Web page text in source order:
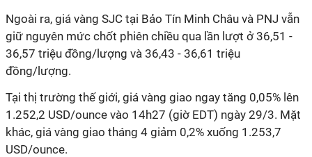
Ngoài ra, giá vàng SJC tại Bảo Tín Minh Châu và PNJ vẫn
giữ nguyên mức chốt phiên chiều qua lần lượt ở 36,51 -
36,57 triệu đồng/lượng và 36,43 - 36,61 triệu
đồng/lượng.
Tại thị trường thế giới, giá vàng giao ngay tăng 0,05% lên
1.252,2 USD/ounce vào 14h27 (giờ EDT) ngày 29/3. Mặt
khác, giá vàng giao tháng 4 giảm 0,2% xuống 1.253,7
USD/ounce.